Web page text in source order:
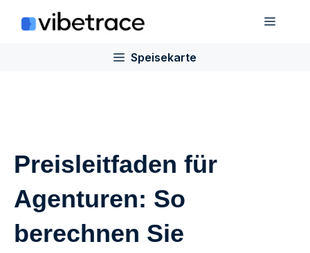
Inhalt
Speisekarte
Preisleitfaden für
Agenturen: So
berechnen Sie